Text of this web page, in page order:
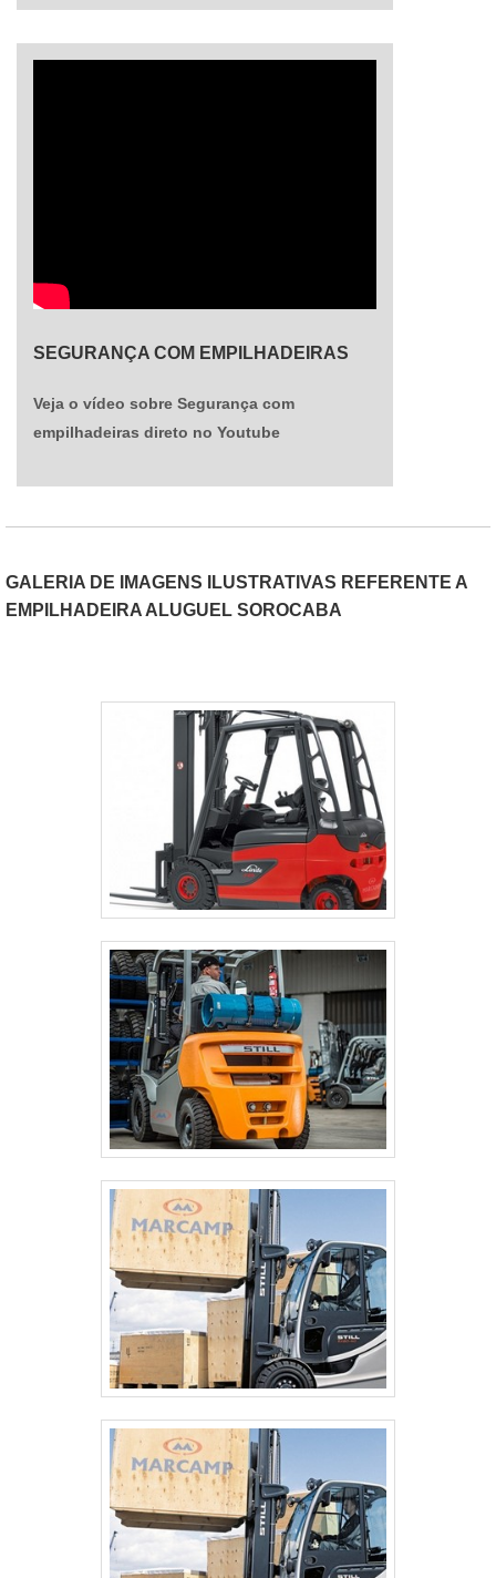
SEGURANÇA COM EMPILHADEIRAS
Veja o vídeo sobre Segurança com
empilhadeiras direto no Youtube
GALERIA DE IMAGENS ILUSTRATIVAS REFERENTE A
EMPILHADEIRA ALUGUEL SOROCABA